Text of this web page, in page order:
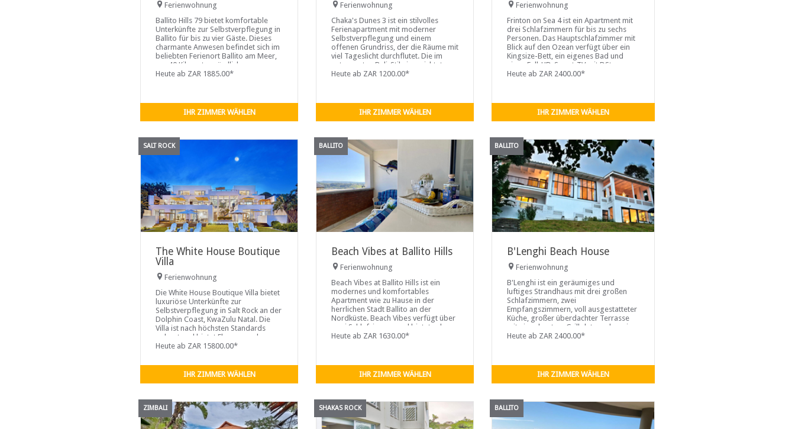
Ferienwohnung
Ballito Hills 79 bietet komfortable
Unterkünfte zur Selbstverpflegung in
Ballito für bis zu vier Gäste. Dieses
charmante Anwesen befindet sich im
beliebten Ferienort Ballito am Meer,
nur 40 Kilometer nördlich von
Durban. Eingebettet in eine riesige
floriert gleichzeitig als autarke
Heute ab ZAR 1885.00*
IHR ZIMMER WÄHLEN
Ferienwohnung
Chaka's Dunes 3 ist ein stilvolles
Ferienapartment mit moderner
Selbstverpflegung und einem
offenen Grundriss, der die Räume mit
viel Tageslicht durchflutet. Die im
entspannten Bali-Stil eingerichtete
Wohnung bietet Gästen, die Komfort
Heute ab ZAR 1200.00*
IHR ZIMMER WÄHLEN
Ferienwohnung
Frinton on Sea 4 ist ein Apartment mit
drei Schlafzimmern für bis zu sechs
Personen. Das Hauptschlafzimmer mit
Blick auf den Ozean verfügt über ein
Kingsize-Bett, ein eigenes Bad und
einen Full-HD-Smart-TV mit DStv,
einem Haartrockner und einem
Heute ab ZAR 2400.00*
IHR ZIMMER WÄHLEN
SALT ROCK
The White House Boutique
Villa
Ferienwohnung
Die White House Boutique Villa bietet
luxuriöse Unterkünfte zur
Selbstverpflegung in Salt Rock an der
Dolphin Coast, KwaZulu Natal. Die
Villa ist nach höchsten Standards
gebaut und bietet Eleganz und
Komfort für einen entspannten
Heute ab ZAR 15800.00*
IHR ZIMMER WÄHLEN
BALLITO
Beach Vibes at Ballito Hills
Ferienwohnung
Beach Vibes at Ballito Hills ist ein
modernes und komfortables
Apartment wie zu Hause in der
herrlichen Stadt Ballito an der
Nordküste. Beach Vibes verfügt über
zwei Schlafzimmer und bietet sehr
bequem Platz für vier Gäste. Die voll
Waschmaschine/Trockner, einem
Heute ab ZAR 1630.00*
IHR ZIMMER WÄHLEN
BALLITO
B'Lenghi Beach House
Ferienwohnung
B'Lenghi ist ein geräumiges und
luftiges Strandhaus mit drei großen
Schlafzimmern, zwei
Empfangszimmern, voll ausgestatteter
Küche, großer überdachter Terrasse
mit eingebautem Grillplatz und zwei
separaten ...
Heute ab ZAR 2400.00*
IHR ZIMMER WÄHLEN
ZIMBALI SHAKAS ROCK BALLITO